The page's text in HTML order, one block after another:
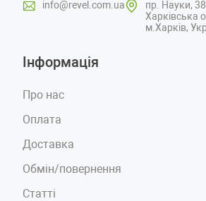
Інформація
Про нас
Оплата
Доставка
Обмін/повернення
Статті
info@revel.com.ua
пр. Науки, 38
Харківська
м.Харків,